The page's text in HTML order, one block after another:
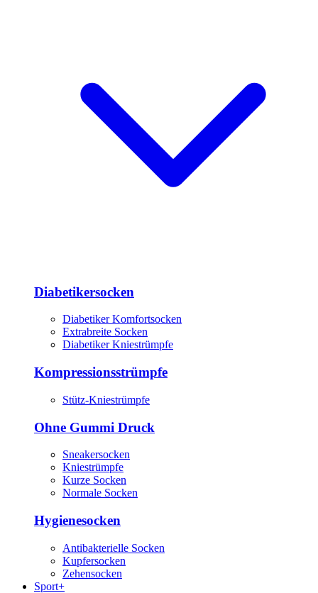
Diabetikersocken
Diabetiker Komfortsocken
Extrabreite Socken
Diabetiker Kniestrümpfe
Kompressionsstrümpfe
Stütz-Kniestrümpfe
Ohne Gummi Druck
Sneakersocken
Kniestrümpfe
Kurze Socken
Normale Socken
Hygienesocken
Antibakterielle Socken
Kupfersocken
Zehensocken
Sport+